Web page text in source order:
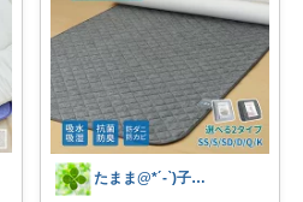
たまま@*´-`)子ども用品/日用品